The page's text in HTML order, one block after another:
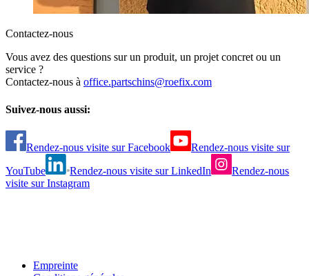
Contactez-nous
Vous avez des questions sur un produit, un projet concret ou un
service ?
Contactez-nous à office.partschins@roefix.com
Suivez-nous aussi:
Rendez-nous visite sur Facebook
Rendez-nous visite sur
YouTube
Rendez-nous visite sur LinkedIn
Rendez-nous
visite sur Instagram
Empreinte